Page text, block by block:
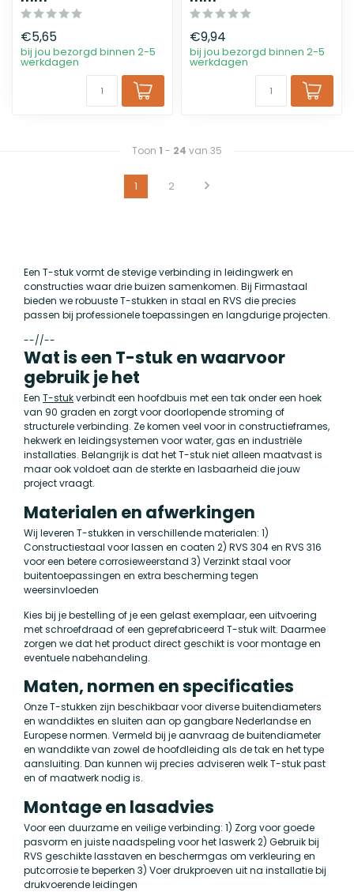
€5,65
bij jou bezorgd binnen 2-5
werkdagen
€9,94
bij jou bezorgd binnen 2-5
werkdagen
Toon 1 - 24 van 35
1 2
Een T-stuk vormt de stevige verbinding in leidingwerk en
constructies waar drie buizen samenkomen. Bij Firmastaal
bieden we robuuste T-stukken in staal en RVS die precies
passen bij professionele toepassingen en langdurige projecten.
--//--
Wat is een T-stuk en waarvoor
gebruik je het
Een T-stukverbindt een hoofdbuis met een tak onder een hoek
van 90 graden en zorgt voor doorlopende stroming of
structurele verbinding. Ze komen veel voor in constructieframes,
hekwerk en leidingsystemen voor water, gas en industriële
installaties. Belangrijk is dat het T-stuk niet alleen maatvast is
maar ook voldoet aan de sterkte en lasbaarheid die jouw
project vraagt.
Materialen en afwerkingen
Wij leveren T-stukken in verschillende materialen: 1)
Constructiestaal voor lassen en coaten 2) RVS 304 en RVS 316
voor een betere corrosieweerstand 3) Verzinkt staal voor
buitentoepassingen en extra bescherming tegen
weersinvloeden
Kies bij je bestelling of je een gelast exemplaar, een uitvoering
met schroefdraad of een geprefabriceerd T-stuk wilt. Daarmee
zorgen we dat het product direct geschikt is voor montage en
eventuele nabehandeling.
Maten, normen en specificaties
Onze T-stukken zijn beschikbaar voor diverse buitendiameters
en wanddiktes en sluiten aan op gangbare Nederlandse en
Europese normen. Vermeld bij je aanvraag de buitendiameter
en wanddikte van zowel de hoofdleiding als de tak en het type
aansluiting. Dan kunnen wij precies adviseren welk T-stuk past
en of maatwerk nodig is.
Montage en lasadvies
Voor een duurzame en veilige verbinding: 1) Zorg voor goede
pasvorm en juiste naadspeling voor het laswerk 2) Gebruik bij
RVS geschikte lasstaven en beschermgas om verkleuring en
putcorrosie te beperken 3) Voer drukproeven uit na installatie bij
drukvoerende leidingen